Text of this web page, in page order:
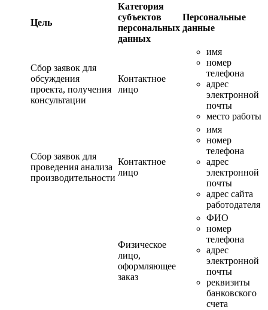
Цель
Категория
субъектов
персональных
данных
Персональные
данные
Сбор заявок для
обсуждения
проекта, получения
консультации
Контактное
лицо
имя
номер
телефона
адрес
электронной
почты
место работы
Сбор заявок для
проведения анализа
производительности
Контактное
лицо
имя
номер
телефона
адрес
электронной
почты
адрес сайта
работодателя
Физическое
лицо,
оформляющее
заказ
ФИО
номер
телефона
адрес
электронной
почты
реквизиты
банковского
счета